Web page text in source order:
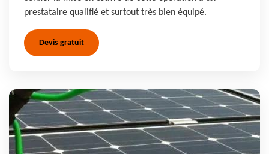
prestataire qualifié et surtout très bien équipé.
Devis gratuit